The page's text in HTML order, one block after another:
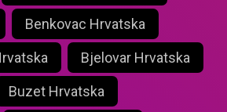
Benkovac Hrvatska
Bjelovar Hrvatska
Buzet Hrvatska